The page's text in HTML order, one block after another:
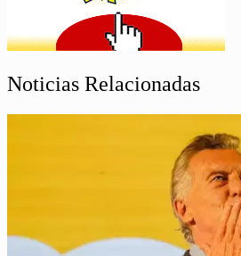
Noticias Relacionadas